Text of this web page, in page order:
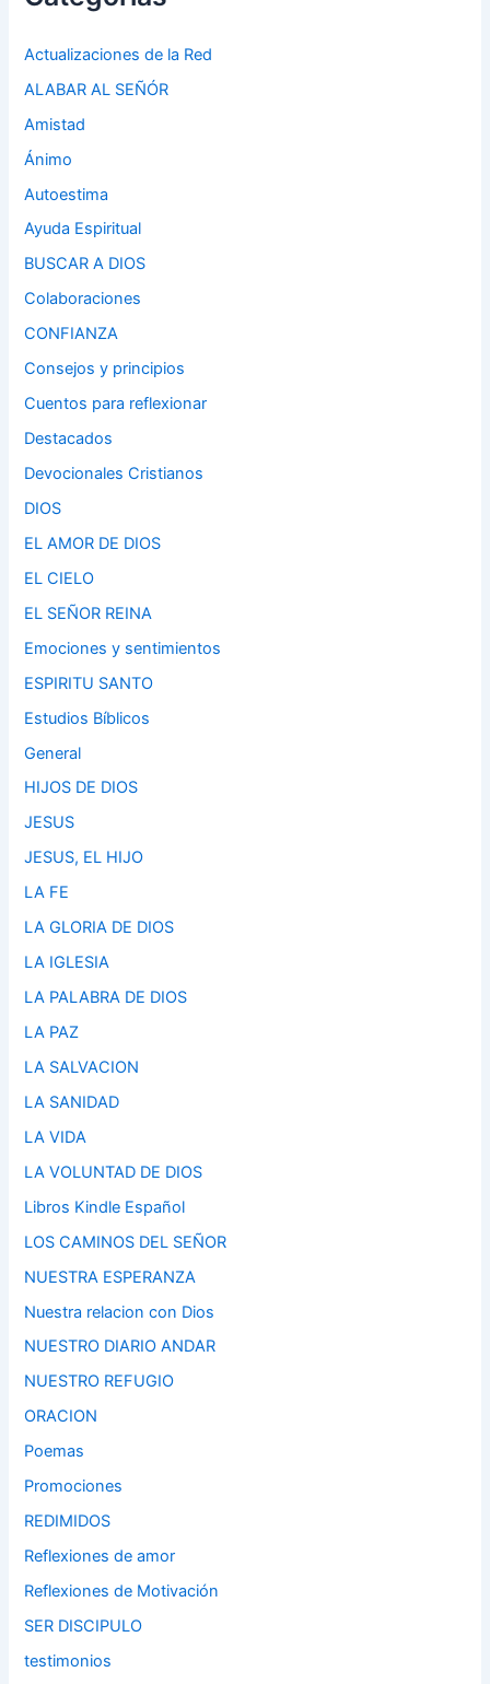
Actualizaciones de la Red
ALABAR AL SEÑÓR
Amistad
Ánimo
Autoestima
Ayuda Espiritual
BUSCAR A DIOS
Colaboraciones
CONFIANZA
Consejos y principios
Cuentos para reflexionar
Destacados
Devocionales Cristianos
DIOS
EL AMOR DE DIOS
EL CIELO
EL SEÑOR REINA
Emociones y sentimientos
ESPIRITU SANTO
Estudios Bíblicos
General
HIJOS DE DIOS
JESUS
JESUS, EL HIJO
LA FE
LA GLORIA DE DIOS
LA IGLESIA
LA PALABRA DE DIOS
LA PAZ
LA SALVACION
LA SANIDAD
LA VIDA
LA VOLUNTAD DE DIOS
Libros Kindle Español
LOS CAMINOS DEL SEÑOR
NUESTRA ESPERANZA
Nuestra relacion con Dios
NUESTRO DIARIO ANDAR
NUESTRO REFUGIO
ORACION
Poemas
Promociones
REDIMIDOS
Reflexiones de amor
Reflexiones de Motivación
SER DISCIPULO
testimonios